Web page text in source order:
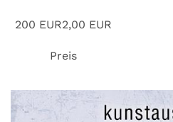
200 EUR2,00 EUR
Preis